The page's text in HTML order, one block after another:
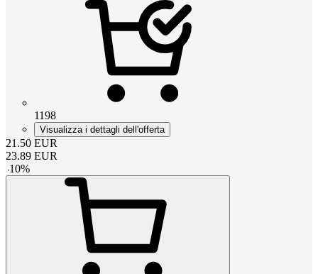
1198
Visualizza i dettagli dell'offerta
21.50 EUR
23.89 EUR
-10%